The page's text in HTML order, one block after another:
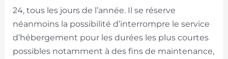
24, tous les jours de l’année. Il se réserve
néanmoins la possibilité d’interrompre le service
d’hébergement pour les durées les plus courtes
possibles notamment à des fins de maintenance,